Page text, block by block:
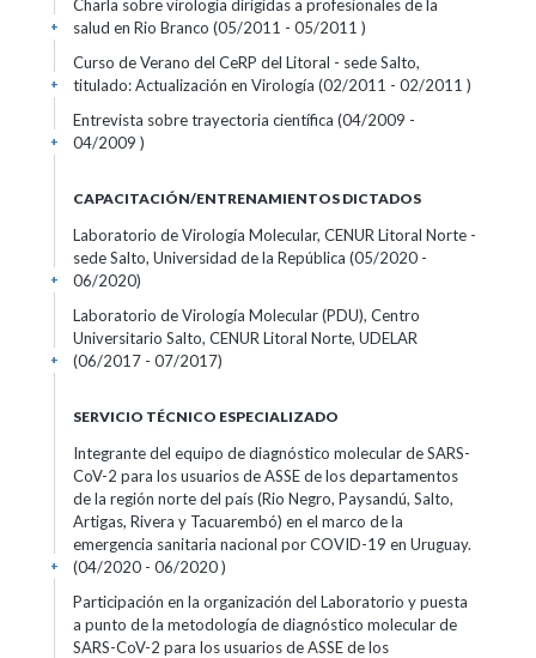
Charla sobre virología dirigidas a profesionales de la
salud en Rio Branco (05/2011 - 05/2011 )
+
Curso de Verano del CeRP del Litoral - sede Salto,
titulado: Actualización en Virología (02/2011 - 02/2011 )
+
Entrevista sobre trayectoria científica (04/2009 -
04/2009 )
+
CAPACITACIÓN/ENTRENAMIENTOS DICTADOS
Laboratorio de Virología Molecular, CENUR Litoral Norte -
sede Salto, Universidad de la República (05/2020 -
06/2020)
+
Laboratorio de Virología Molecular (PDU), Centro
Universitario Salto, CENUR Litoral Norte, UDELAR
(06/2017 - 07/2017)
+
SERVICIO TÉCNICO ESPECIALIZADO
Integrante del equipo de diagnóstico molecular de SARS-
CoV-2 para los usuarios de ASSE de los departamentos
de la región norte del país (Rio Negro, Paysandú, Salto,
Artigas, Rivera y Tacuarembó) en el marco de la
emergencia sanitaria nacional por COVID-19 en Uruguay.
(04/2020 - 06/2020 )
+
Participación en la organización del Laboratorio y puesta
a punto de la metodología de diagnóstico molecular de
SARS-CoV-2 para los usuarios de ASSE de los